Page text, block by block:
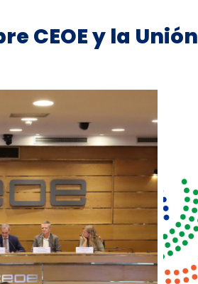
CEOE y la Unión